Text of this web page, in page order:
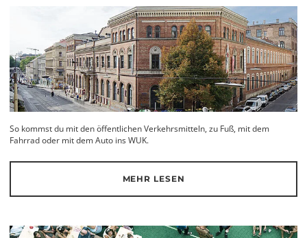
So kommst du mit den öffentlichen Verkehrsmitteln, zu Fuß, mit dem
Fahrrad oder mit dem Auto ins WUK.
MEHR LESEN